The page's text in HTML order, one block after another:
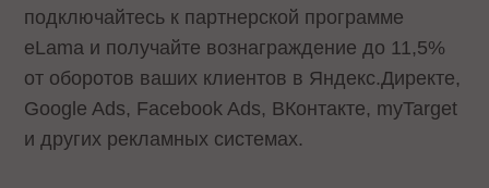
подключайтесь к партнерской программе
eLama и получайте вознаграждение до 11,5%
от оборотов ваших клиентов в Яндекс.Директе,
Google Ads, Facebook Ads, ВКонтакте, myTarget
и других рекламных системах.